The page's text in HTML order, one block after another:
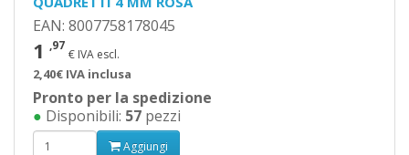
EAN: 8007758178045
1 ,97
€ IVA escl.
2,40€ IVA inclusa
Pronto per la spedizione
● Disponibili: 57 pezzi
Aggiungi